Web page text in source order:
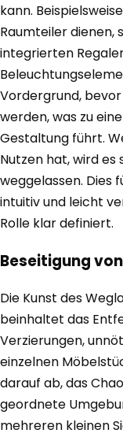
kann.
Raumteiler dienen,
integrierten
Vordergrund,
werden, was zu
Gestaltung führt.
Nutzen hat, wird
weggelassen. Dies
intuitiv und leicht
Rolle klar definiert.
Beseitigung
Die Kunst des
beinhaltet das
Verzierungen,
einzelnen
darauf ab, das
geordnete
mehreren kleinen